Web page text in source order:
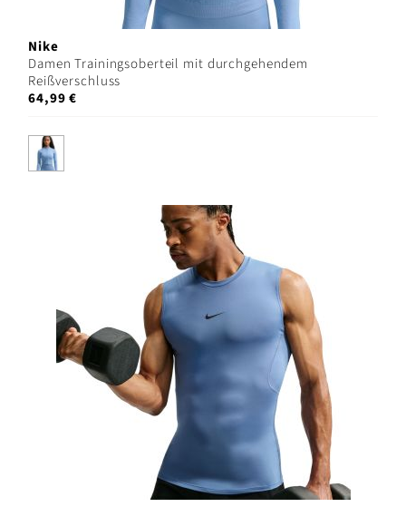
Nike
Damen Trainingsoberteil mit durchgehendem
Reißverschluss
64,99 €